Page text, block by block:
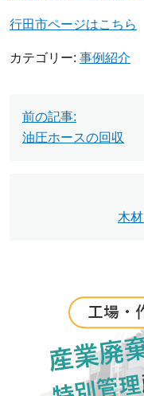
行田市ページはこちら
カテゴリー: 事例紹介
投
稿
前の記事:
油圧ホースの回収
木